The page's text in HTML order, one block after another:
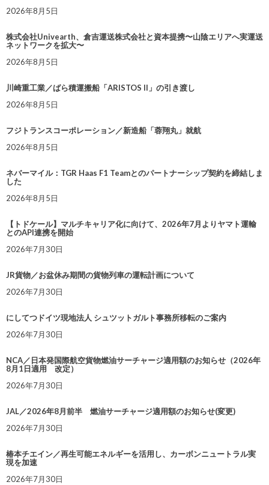
2026年8月5日
株式会社Univearth、倉吉運送株式会社と資本提携〜山陰エリアへ実運送
ネットワークを拡大〜
2026年8月5日
川崎重工業／ばら積運搬船「ARISTOS II」の引き渡し
2026年8月5日
フジトランスコーポレーション／新造船「蓉翔丸」就航
2026年8月5日
ネバーマイル：TGR Haas F1 Teamとのパートナーシップ契約を締結しま
した
2026年8月5日
【トドケール】マルチキャリア化に向けて、2026年7月よりヤマト運輸
とのAPI連携を開始
2026年7月30日
JR貨物／お盆休み期間の貨物列車の運転計画について
2026年7月30日
にしてつドイツ現地法人 シュツットガルト事務所移転のご案内
2026年7月30日
NCA／日本発国際航空貨物燃油サーチャージ適用額のお知らせ（2026年
8月1日適用 改定）
2026年7月30日
JAL／2026年8月前半 燃油サーチャージ適用額のお知らせ(変更)
2026年7月30日
椿本チエイン／再生可能エネルギーを活用し、カーボンニュートラル実
現を加速
2026年7月30日